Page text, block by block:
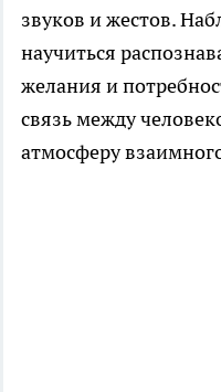
звуков и жестов.
научиться
желания и
связь между
атмосферу